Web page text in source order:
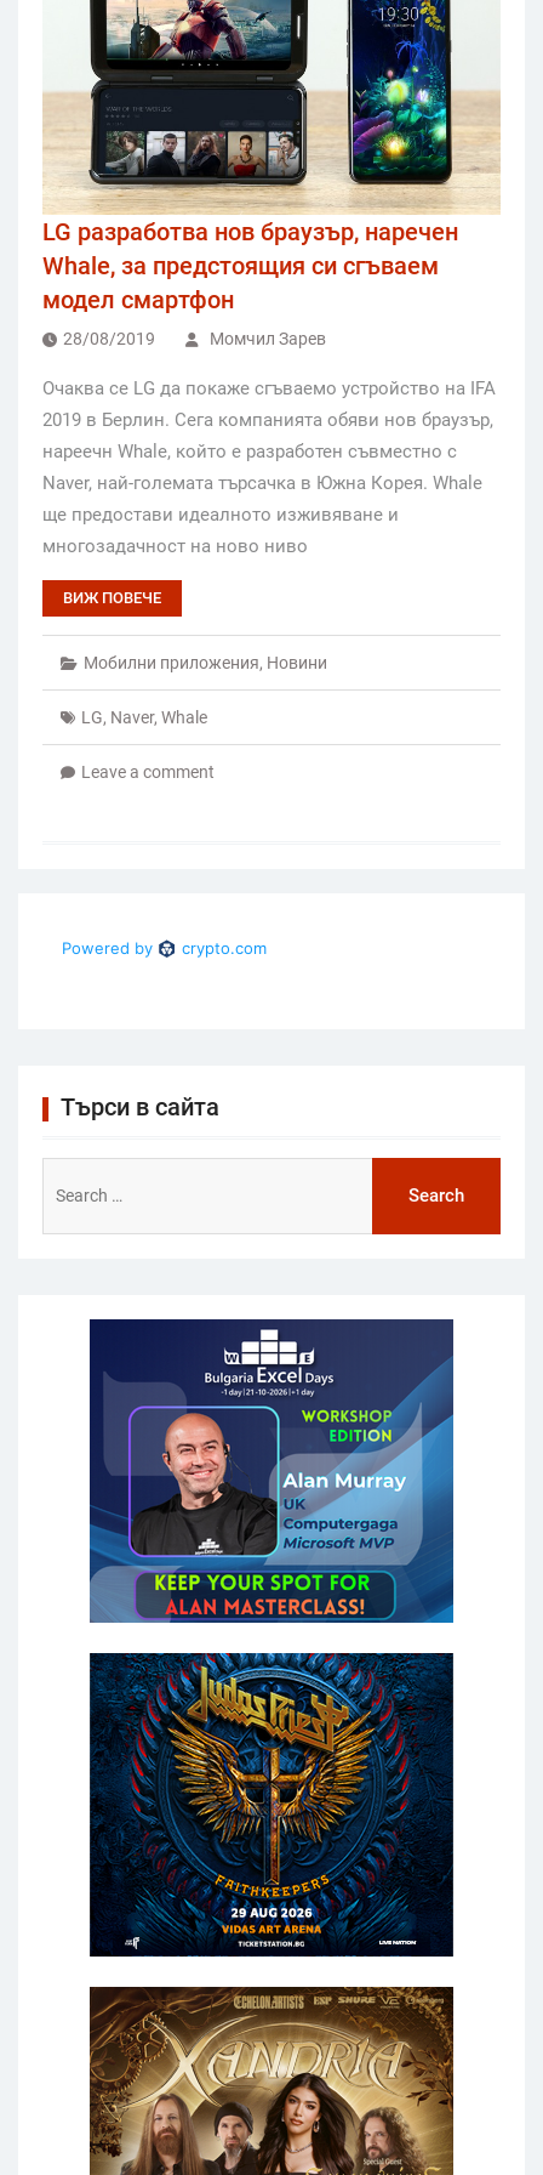
LG разработва нов браузър, наречен
Whale, за предстоящия си сгъваем
модел смартфон
28/08/2019 Момчил Зарев
Очаква се LG да покаже сгъваемо устройство на IFA
2019 в Берлин. Сега компанията обяви нов браузър,
нареечн Whale, който е разработен съвместно с
Naver, най-големата търсачка в Южна Корея. Whale
ще предостави идеалното изживяване и
многозадачност на ново ниво
ВИЖ ПОВЕЧЕ
Мобилни приложения, Новини
LG, Naver, Whale
Leave a comment
Търси в сайта
for: